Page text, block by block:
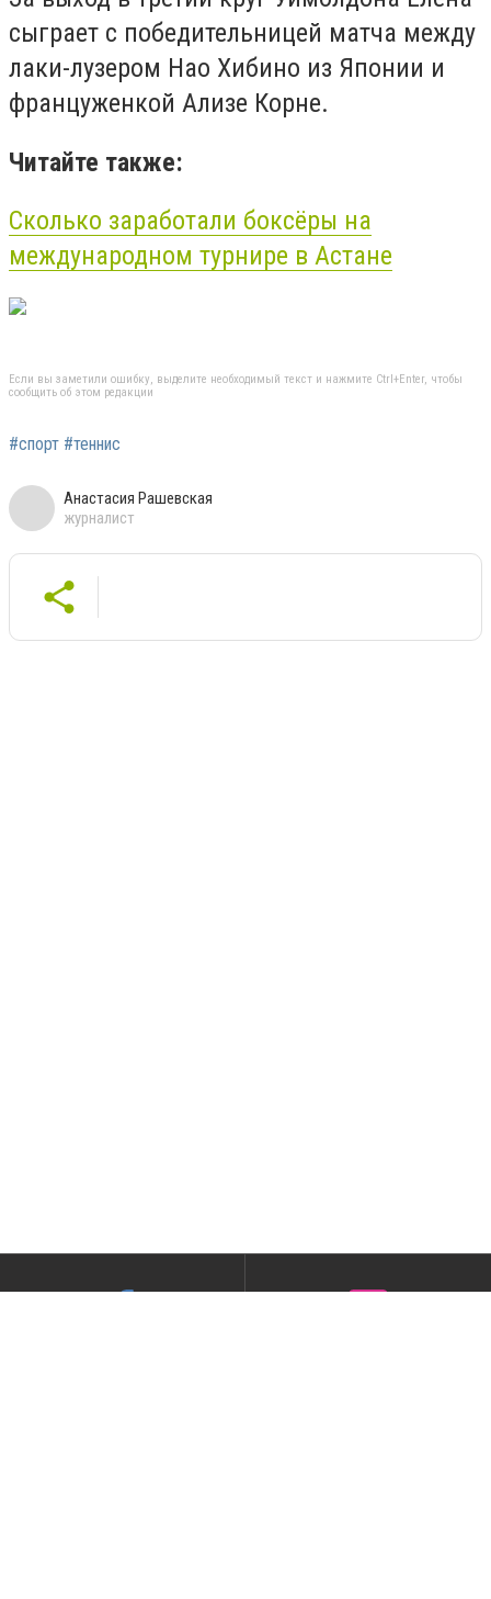
сыграет с победительницей матча между
лаки-лузером Нао Хибино из Японии и
француженкой Ализе Корне.
Читайте также:
Сколько заработали боксёры на
международном турнире в Астане
Если вы заметили ошибку, выделите необходимый текст и нажмите Ctrl+Enter, чтобы
сообщить об этом редакции
#спорт #теннис
Анастасия Рашевская
журналист